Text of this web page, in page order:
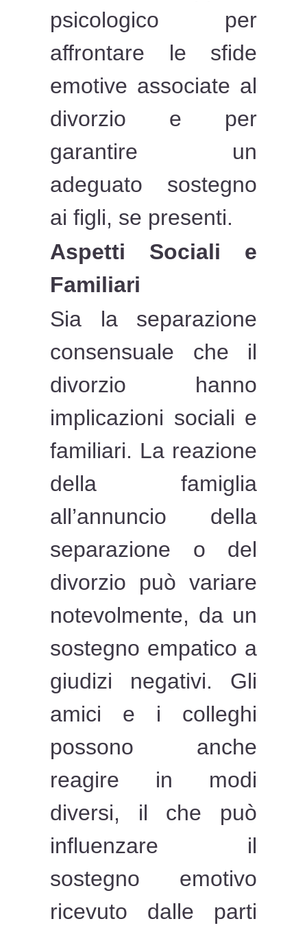
psicologico per
affrontare le sfide
emotive associate al
divorzio e per
garantire un
adeguato sostegno
ai figli, se presenti.
Aspetti Sociali e
Familiari
Sia la separazione
consensuale che il
divorzio hanno
implicazioni sociali e
familiari. La reazione
della famiglia
all’annuncio della
separazione o del
divorzio può variare
notevolmente, da un
sostegno empatico a
giudizi negativi. Gli
amici e i colleghi
possono anche
reagire in modi
diversi, il che può
influenzare il
sostegno emotivo
ricevuto dalle parti